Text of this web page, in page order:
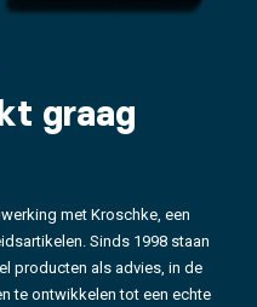
graag
met Kroschke, een
Sinds 1998 staan
producten als advies, in de
te ontwikkelen tot een echte